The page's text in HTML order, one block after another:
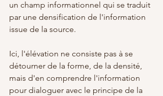
un champ informationnel qui se traduit
par une densification de l'information
issue de la source.
Ici, l'élévation ne consiste pas à se
détourner de la forme, de la densité,
mais d'en comprendre l'information
pour dialoguer avec le principe de la